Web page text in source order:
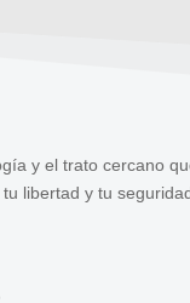
y el trato cercano
libertad y tu